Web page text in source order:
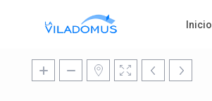
Inicio